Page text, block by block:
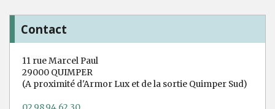
Contact
11 rue Marcel Paul
29000 QUIMPER
(A proximité d'Armor Lux et de la sortie Quimper Sud)